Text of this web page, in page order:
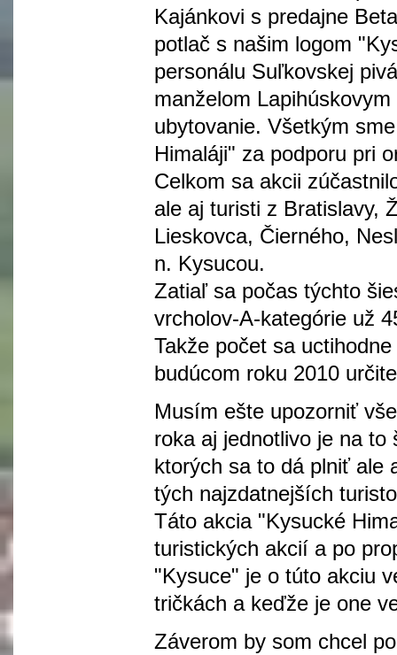
Kajánkovi s predajne
potlač s našim logom
personálu Suľkovskej
manželom
ubytovanie. Všetkým
Himaláji" za podporu pri
Celkom sa akcii
ale aj turisti z Bratislavy,
Lieskovca, Čierného,
n. Kysucou.
Zatiaľ sa počas týchto
vrcholov-A-kategórie už
Takže počet sa
budúcom roku 2010
Musím ešte upozorniť
roka aj jednotlivo je na
ktorých sa to dá plniť ale
tých najzdatnejších
Táto akcia "Kysucké
turistických akcií a po
"Kysuce" je o túto akciu
tričkách a keďže je one
Záverom by som chcel